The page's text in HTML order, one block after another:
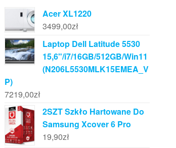
Acer XL1220
3499,00zł
Laptop Dell Latitude 5530
15,6"/i7/16GB/512GB/Win11
(N206L5530MLK15EMEA_V
P)
7219,00zł
2SZT Szkło Hartowane Do
Samsung Xcover 6 Pro
19,90zł